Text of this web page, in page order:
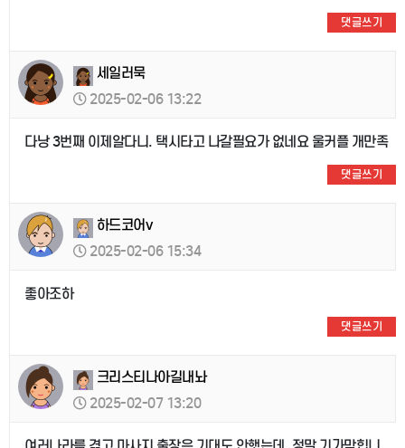
댓글쓰기
세일러묵
2025-02-06 13:22
다낭 3번째 이제알다니. 택시타고 나갈필요가 없네요 울커플 개만족
댓글쓰기
하드코어v
2025-02-06 15:34
좋아조하
댓글쓰기
크리스티나아길내놔
2025-02-07 13:20